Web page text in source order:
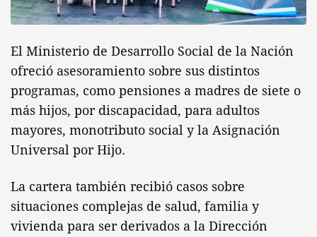
El Ministerio de Desarrollo Social de la Nación
ofreció asesoramiento sobre sus distintos
programas, como pensiones a madres de siete o
más hijos, por discapacidad, para adultos
mayores, monotributo social y la Asignación
Universal por Hijo.
La cartera también recibió casos sobre
situaciones complejas de salud, familia y
vivienda para ser derivados a la Dirección